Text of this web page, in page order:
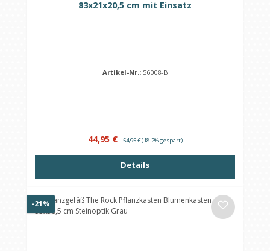
83x21x20,5 cm mit Einsatz
Artikel-Nr.: 56008-B
Verkaufspreis:
44,95 € Regulärer Preis:
54,95 €(18.2% gespart)
Details
-21% Rabatt